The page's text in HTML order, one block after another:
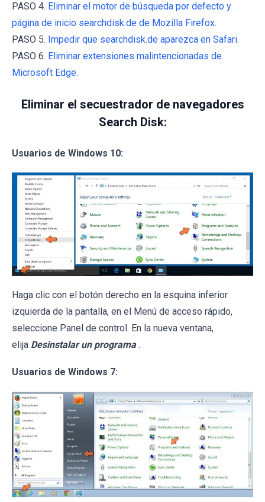
PASO 4. Eliminar el motor de búsqueda por defecto y
página de inicio searchdisk.de de Mozilla Firefox.
PASO 5. Impedir que searchdisk.de aparezca en Safari.
PASO 6. Eliminar extensiones malintencionadas de
Microsoft Edge.
Eliminar el secuestrador de navegadores
Search Disk:
Usuarios de Windows 10:
Haga clic con el botón derecho en la esquina inferior
izquierda de la pantalla, en el Menú de acceso rápido,
seleccione Panel de control. En la nueva ventana,
elija Desinstalar un programa .
Usuarios de Windows 7: